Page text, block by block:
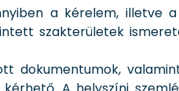
a kérelem, illetve
szakterületek
dokumentumok,